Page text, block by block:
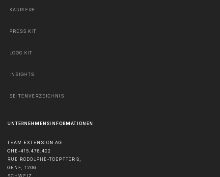
KARRIERE
PRESS KIT
LOGO KIT
INSIGHTS
SEITENVERZEICHNIS
UNTERNEHMENSINFORMATIONEN
TEAM EXTENSION AG
CHE-415.476.402
RUE RODOLPHE-TOEPFFER 8,
GENF, 1206